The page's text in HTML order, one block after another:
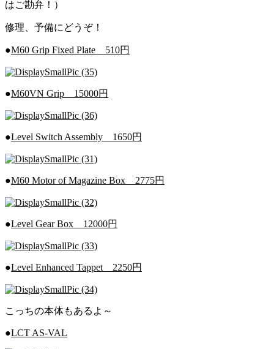
はご勘弁！）
修理、予備にどうぞ！
●M60 Grip Fixed Plate 510円
●M60VN Grip 15000円
●Level Switch Assembly 1650円
●M60 Motor of Magazine Box 2775円
●Level Gear Box 12000円
●Level Enhanced Tappet 2250円
こっちの本体もあるよ～
●LCT AS-VAL